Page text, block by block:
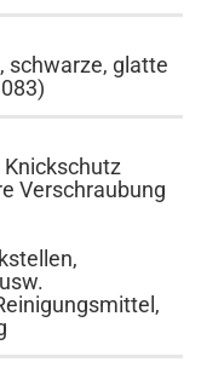
schwarze, glatte
Verschraubung